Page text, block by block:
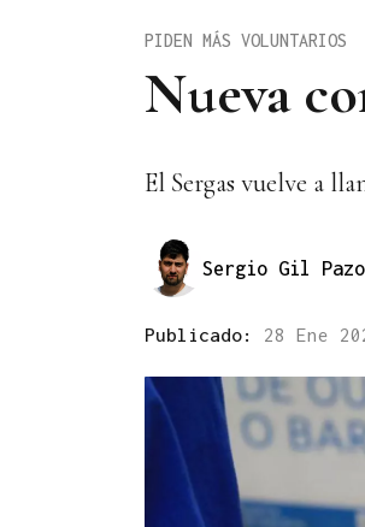
Nueva
PIDEN MÁS VOLUNTARIOS
El Sergas vuelve a
Sergio Gil
Publicado: 28 Ene